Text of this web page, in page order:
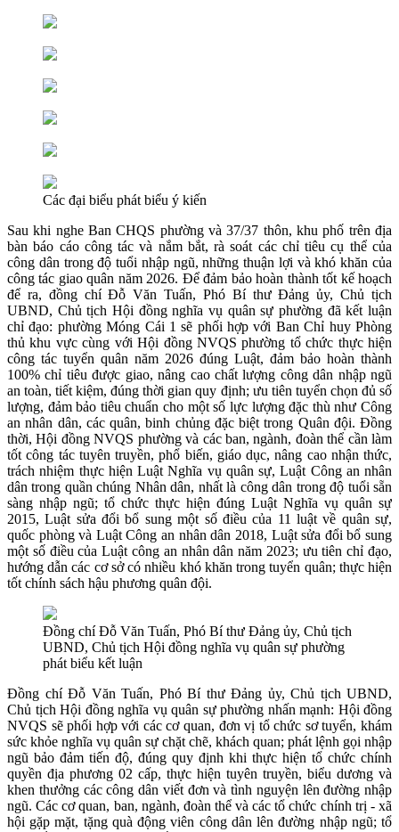
Các đại biểu phát biểu ý kiến
Sau khi nghe Ban CHQS phường và 37/37 thôn, khu phố trên địa
bàn báo cáo công tác và nắm bắt, rà soát các chỉ tiêu cụ thể của
công dân trong độ tuổi nhập ngũ, những thuận lợi và khó khăn của
công tác giao quân năm 2026. Để đảm bảo hoàn thành tốt kế hoạch
để ra, đồng chí Đỗ Văn Tuấn, Phó Bí thư Đảng ủy, Chủ tịch
UBND, Chủ tịch Hội đồng nghĩa vụ quân sự phường đã kết luận
chỉ đạo: phường Móng Cái 1 sẽ phối hợp với Ban Chỉ huy Phòng
thủ khu vực cùng với Hội đồng NVQS phường tổ chức thực hiện
công tác tuyển quân năm 2026 đúng Luật, đảm bảo hoàn thành
100% chỉ tiêu được giao, nâng cao chất lượng công dân nhập ngũ
an toàn, tiết kiệm, đúng thời gian quy định; ưu tiên tuyển chọn đủ số
lượng, đảm bảo tiêu chuẩn cho một số lực lượng đặc thù như Công
an nhân dân, các quân, binh chủng đặc biệt trong Quân đội. Đồng
thời, Hội đồng NVQS phường và các ban, ngành, đoàn thể cần làm
tốt công tác tuyên truyền, phổ biến, giáo dục, nâng cao nhận thức,
trách nhiệm thực hiện Luật Nghĩa vụ quân sự, Luật Công an nhân
dân trong quần chúng Nhân dân, nhất là công dân trong độ tuổi sẵn
sàng nhập ngũ; tổ chức thực hiện đúng Luật Nghĩa vụ quân sự
2015, Luật sửa đổi bổ sung một số điều của 11 luật về quân sự,
quốc phòng và Luật Công an nhân dân 2018, Luật sửa đổi bổ sung
một số điều của Luật công an nhân dân năm 2023; ưu tiên chỉ đạo,
hướng dẫn các cơ sở có nhiều khó khăn trong tuyển quân; thực hiện
tốt chính sách hậu phương quân đội.
Đồng chí Đỗ Văn Tuấn, Phó Bí thư Đảng ủy, Chủ tịch
UBND, Chủ tịch Hội đồng nghĩa vụ quân sự phường
phát biểu kết luận
Đồng chí Đỗ Văn Tuấn, Phó Bí thư Đảng ủy, Chủ tịch UBND,
Chủ tịch Hội đồng nghĩa vụ quân sự phường nhấn mạnh: Hội đồng
NVQS sẽ phối hợp với các cơ quan, đơn vị tổ chức sơ tuyển, khám
sức khỏe nghĩa vụ quân sự chặt chẽ, khách quan; phát lệnh gọi nhập
ngũ bảo đảm tiến độ, đúng quy định khi thực hiện tổ chức chính
quyền địa phương 02 cấp, thực hiện tuyên truyền, biểu dương và
khen thưởng các công dân viết đơn và tình nguyện lên đường nhập
ngũ. Các cơ quan, ban, ngành, đoàn thể và các tổ chức chính trị - xã
hội gặp mặt, tặng quà động viên công dân lên đường nhập ngũ; tổ